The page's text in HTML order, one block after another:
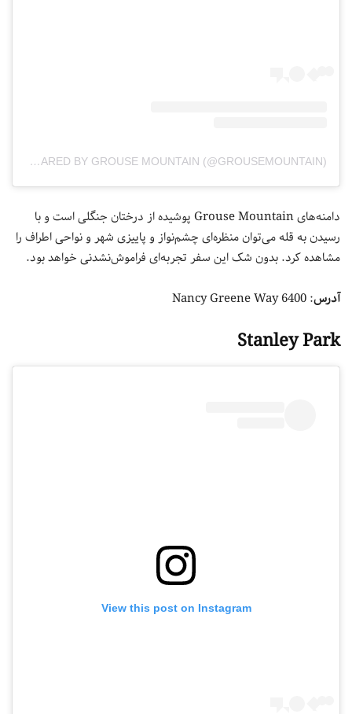
A POST SHARED BY GROUSE MOUNTAIN (@GROUSEMOUNTAIN)
دامنه‌های Grouse Mountain پوشیده از درختان جنگلی است و با
رسیدن به قله می‌توان منظره‌ای چشم‌نواز و پاییزی شهر و نواحی اطراف را
مشاهده کرد. بدون شک این سفر تجربه‌ای فراموش‌نشدنی خواهد بود.
آدرس: 6400 Nancy Greene Way
Stanley Park
View this post on Instagram